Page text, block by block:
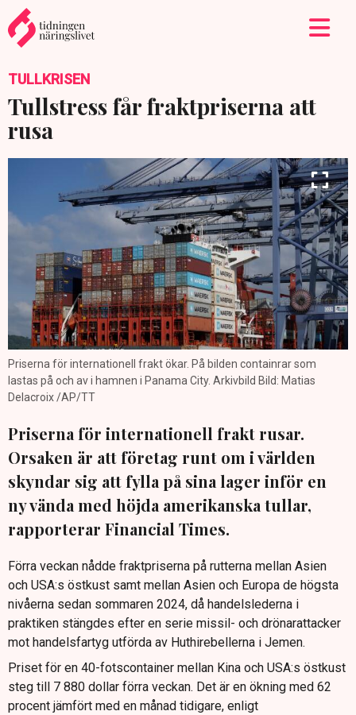
TULLKRISEN
Tullstress får fraktpriserna att
rusa
Priserna för internationell frakt ökar. På bilden containrar som
lastas på och av i hamnen i Panama City. Arkivbild Bild: Matias
Delacroix /AP/TT
Priserna för internationell frakt rusar.
Orsaken är att företag runt om i världen
skyndar sig att fylla på sina lager inför en
ny vända med höjda amerikanska tullar,
rapporterar Financial Times.
Förra veckan nådde fraktpriserna på rutterna mellan Asien
och USA:s östkust samt mellan Asien och Europa de högsta
nivåerna sedan sommaren 2024, då handelslederna i
praktiken stängdes efter en serie missil- och drönarattacker
mot handelsfartyg utförda av Huthirebellerna i Jemen.
Priset för en 40-fotscontainer mellan Kina och USA:s östkust
steg till 7 880 dollar förra veckan. Det är en ökning med 62
procent jämfört med en månad tidigare, enligt